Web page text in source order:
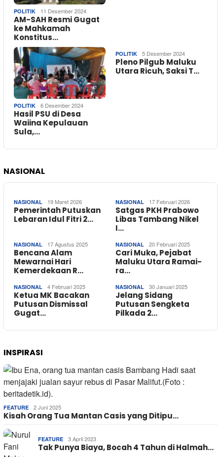
POLITIK 11 Desember 2024
AM-SAH Resmi Gugat
ke Mahkamah
Konstitus…
POLITIK 6 Desember 2024
Hasil PSU di Desa
Waiina Kepulauan
Sula,…
POLITIK 5 Desember 2024
Pleno Pilgub Maluku
Utara Ricuh, Saksi T…
NASIONAL
NASIONAL 19 Maret 2026
Pemerintah Putuskan
Lebaran Idul Fitri 2…
NASIONAL 17 Februari 2026
Satgas PKH Prabowo
Libas Tambang Nikel
I…
NASIONAL 17 Agustus 2025
Bencana Alam
Mewarnai Hari
Kemerdekaan R…
NASIONAL 20 Februari 2025
Cari Muka, Pejabat
Maluku Utara Ramai-
ra…
NASIONAL 4 Februari 2025
Ketua MK Bacakan
Putusan Dismissal
Gugat…
NASIONAL 30 Januari 2025
Jelang Sidang
Putusan Sengketa
Pilkada 2…
INSPIRASI
FEATURE 2 Juni 2025
Kisah Orang Tua Mantan Casis yang Ditipu…
FEATURE 3 April 2023
Tak Punya Biaya, Bocah 4 Tahun di Halmah…